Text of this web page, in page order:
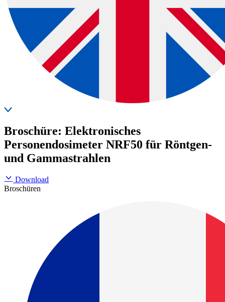
Broschüre: Elektronisches
Personendosimeter NRF50 für Röntgen-
und Gammastrahlen
Download
Broschüren